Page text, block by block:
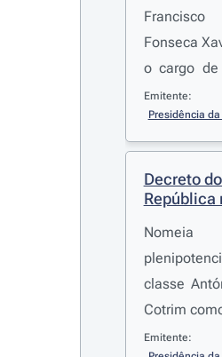
Fonseca
o cargo de
Portugal em
Emitente:
Presidência
Decreto
República
classe
Cotrim
Portugal
Emitente: